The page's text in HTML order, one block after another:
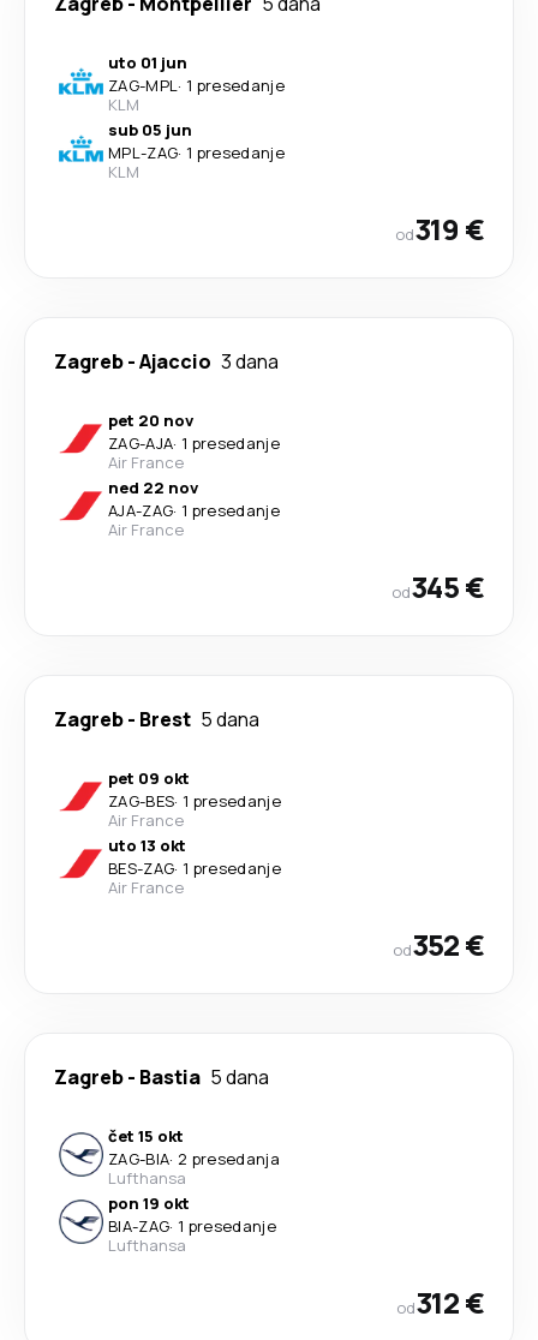
uto 01 jun
ZAG-MPL· 1 presedanje
KLM
sub 05 jun
MPL-ZAG· 1 presedanje
KLM
od319 €
Zagreb-Ajaccio 3 dana
pet 20 nov
ZAG-AJA· 1 presedanje
Air France
ned 22 nov
AJA-ZAG· 1 presedanje
Air France
od345 €
Zagreb- Brest 5 dana
pet 09 okt
ZAG-BES· 1 presedanje
Air France
uto 13 okt
BES-ZAG· 1 presedanje
Air France
od352 €
Zagreb- Bastia 5 dana
čet 15 okt
ZAG-BIA· 2 presedanja
Lufthansa
pon 19 okt
BIA-ZAG· 1 presedanje
Lufthansa
od312 €